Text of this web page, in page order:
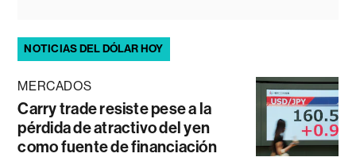
NOTICIAS DEL DÓLAR HOY
MERCADOS
Carry trade resiste pese a la
pérdida de atractivo del yen
como fuente de financiación